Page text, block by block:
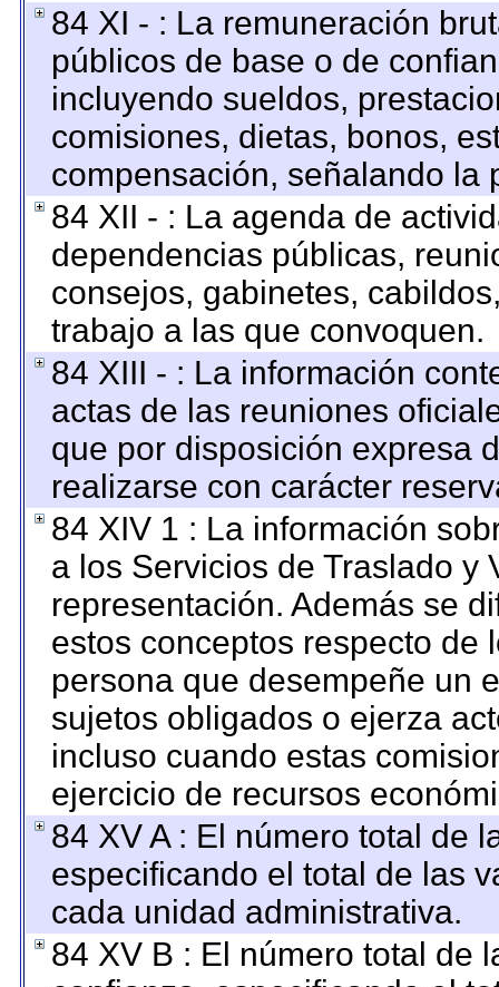
84 XI - : La remuneración
públicos de base o de
incluyendo sueldos,
comisiones, dietas, bonos,
compensación, señalando la
84 XII - : La agenda de
dependencias públicas,
consejos, gabinetes,
trabajo a las que convoquen.
84 XIII - : La información
actas de las reuniones
que por disposición expresa
realizarse con carácter
84 XIV 1 : La información
a los Servicios de Traslado y
representación. Además se
estos conceptos respecto de
persona que desempeñe un
sujetos obligados o ejerza
incluso cuando estas
ejercicio de recursos
84 XV A : El número total de
especificando el total de las
cada unidad administrativa.
84 XV B : El número total de